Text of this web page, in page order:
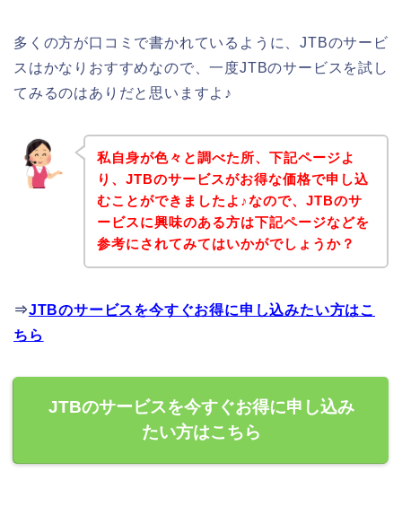
多くの方が口コミで書かれているように、JTBのサービ
スはかなりおすすめなので、一度JTBのサービスを試し
てみるのはありだと思いますよ♪
私自身が色々と調べた所、下記ページよ
り、JTBのサービスがお得な価格で申し込
むことができましたよ♪なので、JTBのサ
ービスに興味のある方は下記ページなどを
参考にされてみてはいかがでしょうか？
⇒JTBのサービスを今すぐお得に申し込みたい方はこ
ちら
JTBのサービスを今すぐお得に申し込み
たい方はこちら